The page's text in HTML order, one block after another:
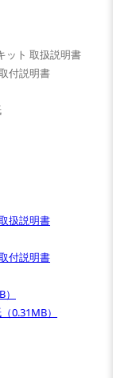
ット 取扱説明書
付説明書
扱説明書
付説明書
0.31MB）